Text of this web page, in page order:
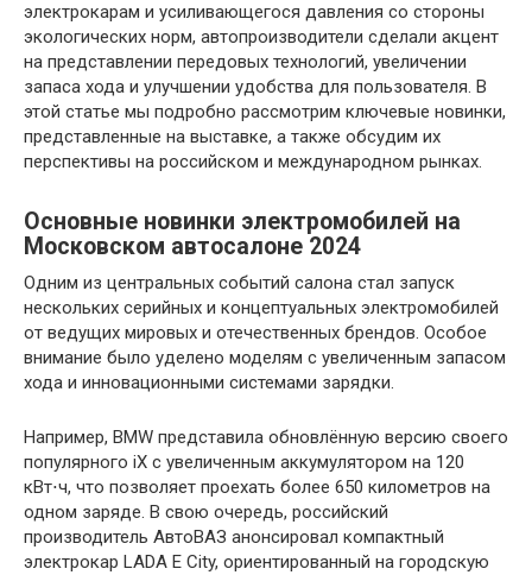
электрокарам и усиливающегося давления со стороны
экологических норм, автопроизводители сделали акцент
на представлении передовых технологий, увеличении
запаса хода и улучшении удобства для пользователя. В
этой статье мы подробно рассмотрим ключевые новинки,
представленные на выставке, а также обсудим их
перспективы на российском и международном рынках.
Основные новинки электромобилей на
Московском автосалоне 2024
Одним из центральных событий салона стал запуск
нескольких серийных и концептуальных электромобилей
от ведущих мировых и отечественных брендов. Особое
внимание было уделено моделям с увеличенным запасом
хода и инновационными системами зарядки.
Например, BMW представила обновлённую версию своего
популярного iX с увеличенным аккумулятором на 120
кВт⋅ч, что позволяет проехать более 650 километров на
одном заряде. В свою очередь, российский
производитель АвтоВАЗ анонсировал компактный
электрокар LADA E City, ориентированный на городскую